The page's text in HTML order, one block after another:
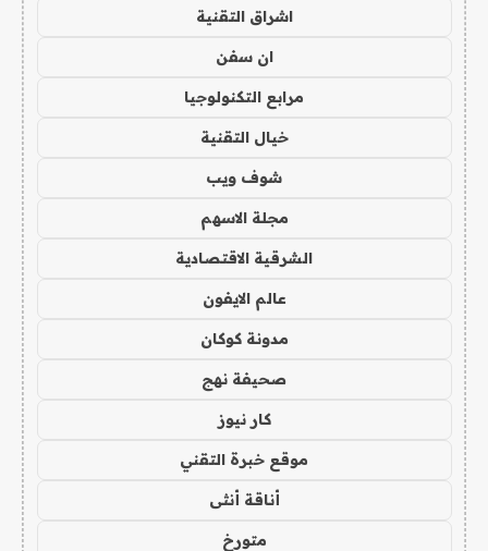
اشراق التقنية
ان سفن
مرابع التكنولوجيا
خيال التقنية
شوف ويب
مجلة الاسهم
الشرقية الاقتصادية
عالم الايفون
مدونة كوكان
صحيفة نهج
كار نيوز
موقع خبرة التقني
أناقة أنثى
متورخ